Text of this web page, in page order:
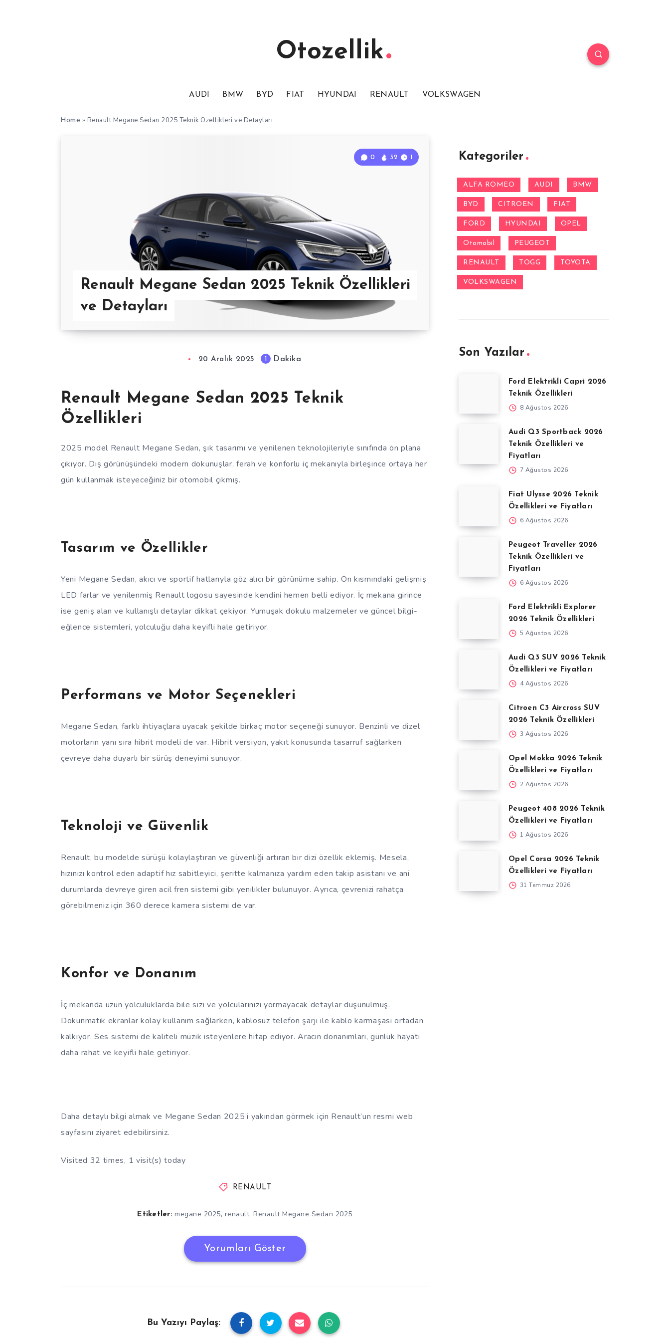
Otozellik
AUDI BMW BYD FIAT HYUNDAI RENAULT VOLKSWAGEN
Home » Renault Megane Sedan 2025 Teknik Özellikleri ve Detayları
Renault Megane Sedan 2025 Teknik Özellikleri
ve Detayları
0 32 1
20 Aralık 2025 Dakika
Renault Megane Sedan 2025 Teknik
Özellikleri
2025 model Renault Megane Sedan, şık tasarımı ve yenilenen teknolojileriyle sınıfında ön plana
çıkıyor. Dış görünüşündeki modern dokunuşlar, ferah ve konforlu iç mekanıyla birleşince ortaya her
gün kullanmak isteyeceğiniz bir otomobil çıkmış.
Tasarım ve Özellikler
Yeni Megane Sedan, akıcı ve sportif hatlarıyla göz alıcı bir görünüme sahip. Ön kısmındaki gelişmiş
LED farlar ve yenilenmiş Renault logosu sayesinde kendini hemen belli ediyor. İç mekana girince
ise geniş alan ve kullanışlı detaylar dikkat çekiyor. Yumuşak dokulu malzemeler ve güncel bilgi-
eğlence sistemleri, yolculuğu daha keyifli hale getiriyor.
Performans ve Motor Seçenekleri
Megane Sedan, farklı ihtiyaçlara uyacak şekilde birkaç motor seçeneği sunuyor. Benzinli ve dizel
motorların yanı sıra hibrit modeli de var. Hibrit versiyon, yakıt konusunda tasarruf sağlarken
çevreye daha duyarlı bir sürüş deneyimi sunuyor.
Teknoloji ve Güvenlik
Renault, bu modelde sürüşü kolaylaştıran ve güvenliği artıran bir dizi özellik eklemiş. Mesela,
hızınızı kontrol eden adaptif hız sabitleyici, şeritte kalmanıza yardım eden takip asistanı ve ani
durumlarda devreye giren acil fren sistemi gibi yenilikler bulunuyor. Ayrıca, çevrenizi rahatça
görebilmeniz için 360 derece kamera sistemi de var.
Konfor ve Donanım
İç mekanda uzun yolculuklarda bile sizi ve yolcularınızı yormayacak detaylar düşünülmüş.
Dokunmatik ekranlar kolay kullanım sağlarken, kablosuz telefon şarjı ile kablo karmaşası ortadan
kalkıyor. Ses sistemi de kaliteli müzik isteyenlere hitap ediyor. Aracın donanımları, günlük hayatı
daha rahat ve keyifli hale getiriyor.
Daha detaylı bilgi almak ve Megane Sedan 2025’i yakından görmek için Renault’un resmi web
sayfasını ziyaret edebilirsiniz.
Visited 32 times, 1 visit(s) today
RENAULT
Etiketler: megane 2025, renault,Renault Megane Sedan 2025
Yorumları Göster
Bu Yazıyı Paylaş:
Kategoriler
ALFA ROMEO AUDI BMW
BYD CITROEN FIAT
FORD HYUNDAI OPEL
Otomobil PEUGEOT
RENAULT TOGG TOYOTA
VOLKSWAGEN
Son Yazılar
Ford Elektrikli Capri 2026
Teknik Özellikleri
8 Ağustos 2026
Audi Q3 Sportback 2026
Teknik Özellikleri ve
Fiyatları
7 Ağustos 2026
Fiat Ulysse 2026 Teknik
Özellikleri ve Fiyatları
6 Ağustos 2026
Peugeot Traveller 2026
Teknik Özellikleri ve
Fiyatları
6 Ağustos 2026
Ford Elektrikli Explorer
2026 Teknik Özellikleri
5 Ağustos 2026
Audi Q3 SUV 2026 Teknik
Özellikleri ve Fiyatları
4 Ağustos 2026
Citroen C3 Aircross SUV
2026 Teknik Özellikleri
3 Ağustos 2026
Opel Mokka 2026 Teknik
Özellikleri ve Fiyatları
2 Ağustos 2026
Peugeot 408 2026 Teknik
Özellikleri ve Fiyatları
1 Ağustos 2026
Opel Corsa 2026 Teknik
Özellikleri ve Fiyatları
31 Temmuz 2026